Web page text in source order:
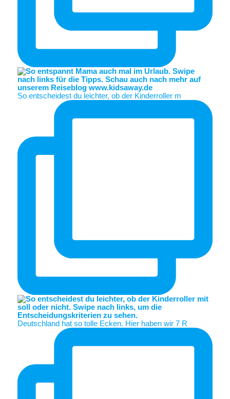
So entscheidest du leichter, ob der Kinderroller m
Deutschland hat so tolle Ecken. Hier haben wir 7 R